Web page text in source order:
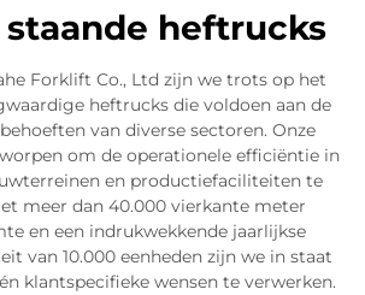
heftrucks
Forklift Co., Ltd zijn we trots op het
heftrucks die voldoen aan de
van diverse sectoren. Onze
om de operationele efficiëntie in
en productiefaciliteiten te
meer dan 40.000 vierkante meter
en een indrukwekkende jaarlijkse
van 10.000 eenheden zijn we in staat
klantspecifieke wensen te verwerken.